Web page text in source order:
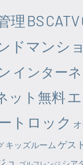
理 BSCATV
ドマンシ
インター
ット無料
トロック
キッズルーム ゲス
ュ